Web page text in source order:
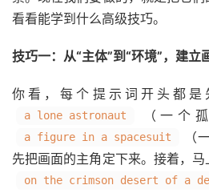
看看能学到什么高级技巧。
技巧一：从“主体”到“环境”，建立
你看，每个提示词开头都是
a lone astronaut （一个
a figure in a spacesuit
（
先把画面的主角定下来。接着，马
on the crimson desert of a